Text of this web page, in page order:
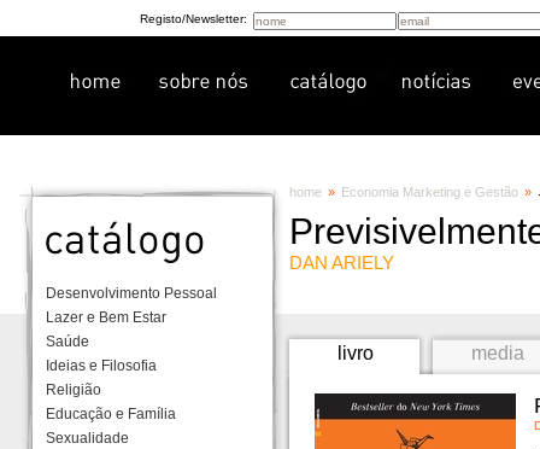
Registo/Newsletter:
Desenvolvimento Pessoal
Lazer e Bem Estar
Saúde
Ideias e Filosofia
Religião
Educação e Família
Sexualidade
home » Economia Marketing e Gestão »
DAN ARIELY
livro media